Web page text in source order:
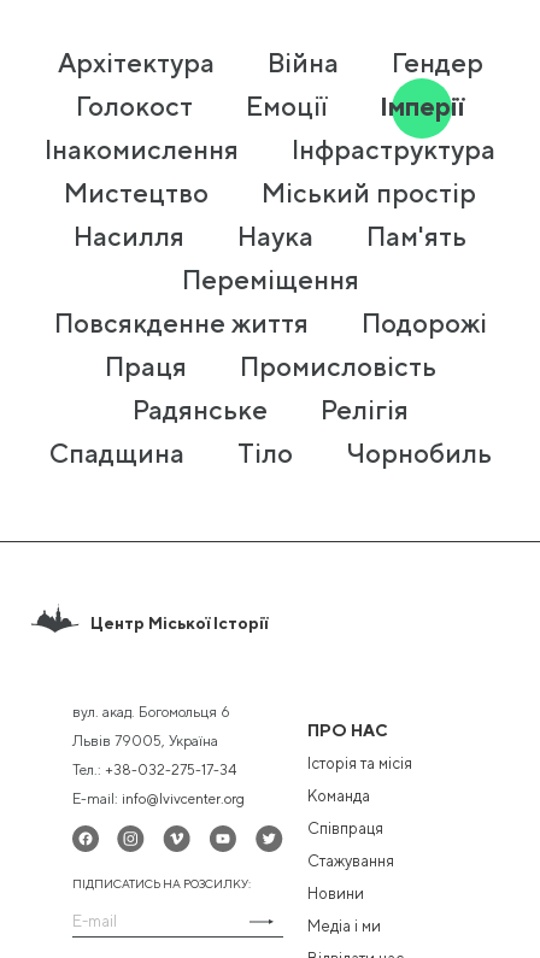
Архітектура Війна
Гендер
Голокост
Емоції
Імперії
Інакомислення
Інфраструктура
Мистецтво
Міський простір
Насилля
Наука
Пам'ять
Переміщення
Повсякденне життя
Подорожі
Праця
Промисловість
Радянське
Релігія
Спадщина
Тіло Чорнобиль
Центр Міської Історії
вул. акад. Богомольця 6
Львів 79005, Україна
Тел.: +38-032-275-17-34
E-mail: info@lvivcenter.org
ПІДПИСАТИСЬ НА РОЗСИЛКУ:
ПРО НАС
Історія та місія
Команда
Співпраця
Стажування
Новини
Медіа і ми